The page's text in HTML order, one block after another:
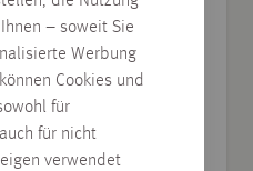
– soweit Sie
Werbung
Cookies und
für
für nicht
verwendet